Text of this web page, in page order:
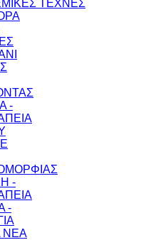
ΤΕΧΝΕΣ
-
-
-
ΝΕΑ